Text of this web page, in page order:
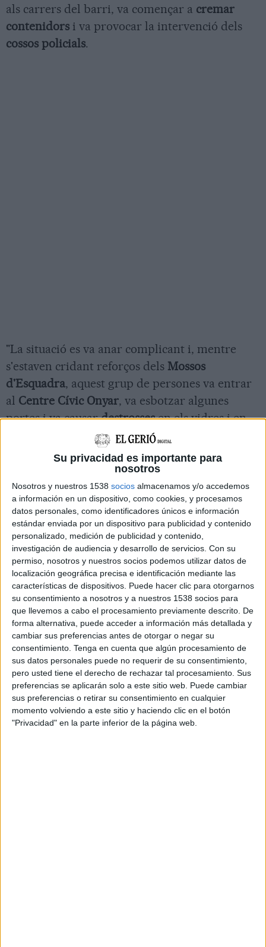
Su privacidad es importante para
nosotros
Nosotros y nuestros 1538 socios almacenamos y/o accedemos
a información en un dispositivo, como cookies, y procesamos
datos personales, como identificadores únicos e información
estándar enviada por un dispositivo para publicidad y contenido
personalizado, medición de publicidad y contenido,
investigación de audiencia y desarrollo de servicios. Con su
permiso, nosotros y nuestros socios podemos utilizar datos de
localización geográfica precisa e identificación mediante las
características de dispositivos. Puede hacer clic para otorgarnos
su consentimiento a nosotros y a nuestros 1538 socios para
que llevemos a cabo el procesamiento previamente descrito. De
forma alternativa, puede acceder a información más detallada y
cambiar sus preferencias antes de otorgar o negar su
consentimiento. Tenga en cuenta que algún procesamiento de
sus datos personales puede no requerir de su consentimiento,
pero usted tiene el derecho de rechazar tal procesamiento. Sus
preferencias se aplicarán solo a este sitio web. Puede cambiar
sus preferencias o retirar su consentimiento en cualquier
momento volviendo a este sitio y haciendo clic en el botón
"Privacidad" en la parte inferior de la página web.
als carrers del barri, va començar a cremar
contenidors i va provocar la intervenció dels
cossos policials.
"La situació es va anar complicant i, mentre
s'estaven cridant reforços dels Mossos
d'Esquadra, aquest grup de persones va entrar
al Centre Cívic Onyar, va esbotzar algunes
portes i va causardestrossesen els vidres i en
diversos despatxos. També es van
del centre", ha explicat l’alcalde.
Salellas ha condemnat "enèrgicament" els fets i
ha recordat que elcentre cívicés un espai
comunitari destinat a oferir serveis als veïns de
Girona Est. "Ens sembla un atactotalment
condemnable, i en els pròxims dies se seguiran
lesinvestigacionsper identificar els
responsables i posar-los a disposició de la
justícia", ha assegurat.
Investigació en marxa i mesures de
seguretat
Segons ha informat eldirector de serveis
territorials d’Interior,Eduard Adrobau, encara
no es coneix el nombre exacte de persones que
van accedir al centre cívic per cometre els
vandàlics . "No hi hadetencionsper ara, però